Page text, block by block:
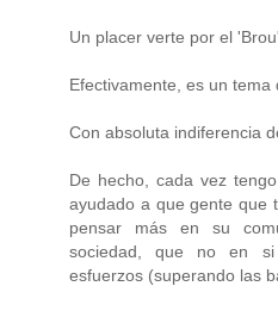
Un placer verte por el 'Brou'.
Efectivamente, es un tema
Con absoluta indiferencia
De hecho, cada vez
ayudado a que gente que
pensar más en su
sociedad, que no en
esfuerzos (superando las